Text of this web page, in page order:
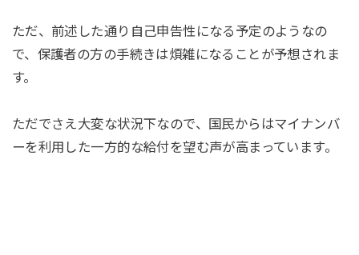
ただ、前述した通り自己申告性になる予定のようなの
で、保護者の方の手続きは煩雑になることが予想されま
す。
ただでさえ大変な状況下なので、国民からはマイナンバ
ーを利用した一方的な給付を望む声が高まっています。